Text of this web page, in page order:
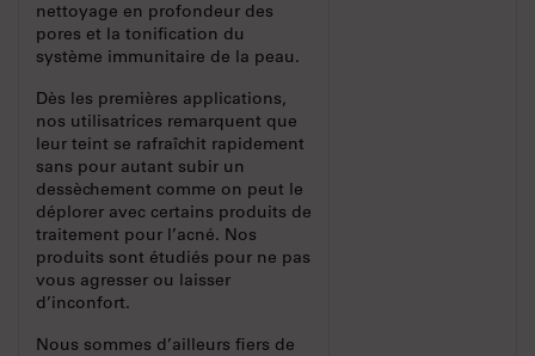
nettoyage en profondeur des
pores et la tonification du
système immunitaire de la peau.
Dès les premières applications,
nos utilisatrices remarquent que
leur teint se rafraîchit rapidement
sans pour autant subir un
dessèchement comme on peut le
déplorer avec certains produits de
traitement pour l’acné. Nos
produits sont étudiés pour ne pas
vous agresser ou laisser
d’inconfort.
Nous sommes d’ailleurs fiers de